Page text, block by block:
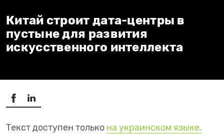
Китай строит дата-центры в
пустыне для развития
искусственного интеллекта
Текст доступен только на украинском языке.